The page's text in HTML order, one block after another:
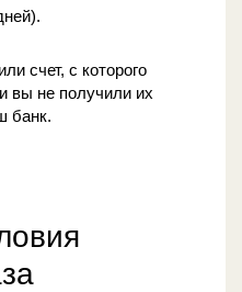
счет, с которого
вы не получили их
банк.